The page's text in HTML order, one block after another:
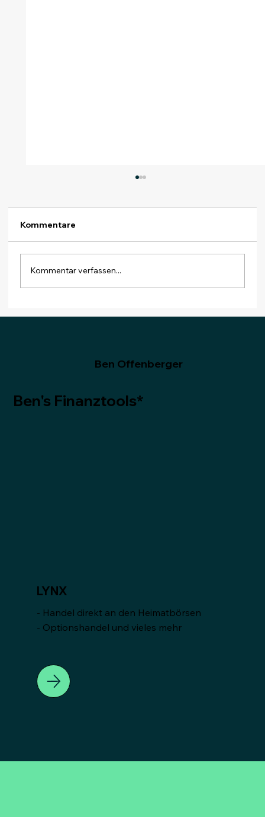
Monatsabschluss Dezember 2025:
Kommentare
Kommentar verfassen...
Ben Offenberger
Ben's Finanztools*
LYNX
- Handel direkt an den Heimatbörsen
- Optionshandel und vieles mehr